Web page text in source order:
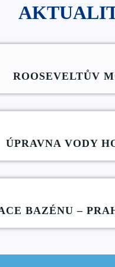
ROOSEVELTŮV
ÚPRAVNA VODY
BAZÉNU –